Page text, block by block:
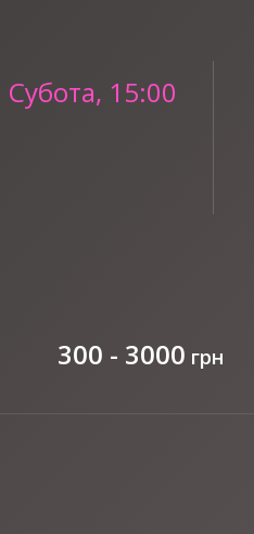
Субота, 15:00
300 - 3000 грн